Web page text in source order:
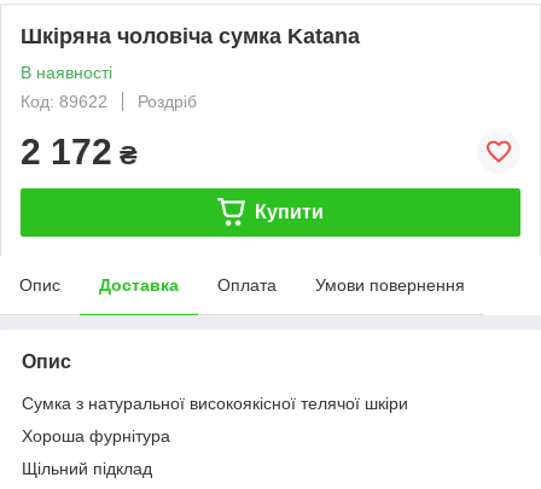
Шкіряна чоловіча сумка Katana
В наявності
Код: 89622
Роздріб
2 172 ₴
Купити
Опис Доставка Оплата Умови повернення
Опис
Сумка з натуральної високоякісної телячої шкіри
Хороша фурнітура
Щільний підклад